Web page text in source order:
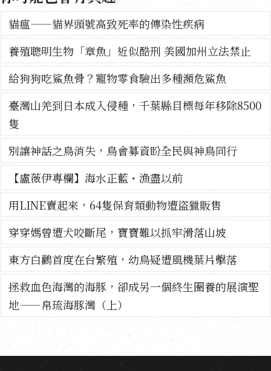
貓瘟——貓界頭號高致死率的傳染性疾病
養殖聰明生物「章魚」近似酷刑 美國加州立法禁止
給狗狗吃鯊魚骨？寵物零食驗出多種瀕危鯊魚
臺灣山羌到日本成入侵種，千葉縣目標每年移除8500
隻
別讓神話之鳥消失，鳥會募資盼全民與神鳥同行
【盧薇伊專欄】海水正藍・漁盡以前
用LINE賣起來，64隻保育類動物遭盜獵販售
穿穿媽曾遭犬咬斷尾，寶寶難以抓牢滑落山坡
東方白鸛首度在台繁殖，幼鳥疑遭風機葉片擊落
拯救血色海灣的海豚，卻成另一個終生圈養的展演聖
地——帛琉海豚灣（上）